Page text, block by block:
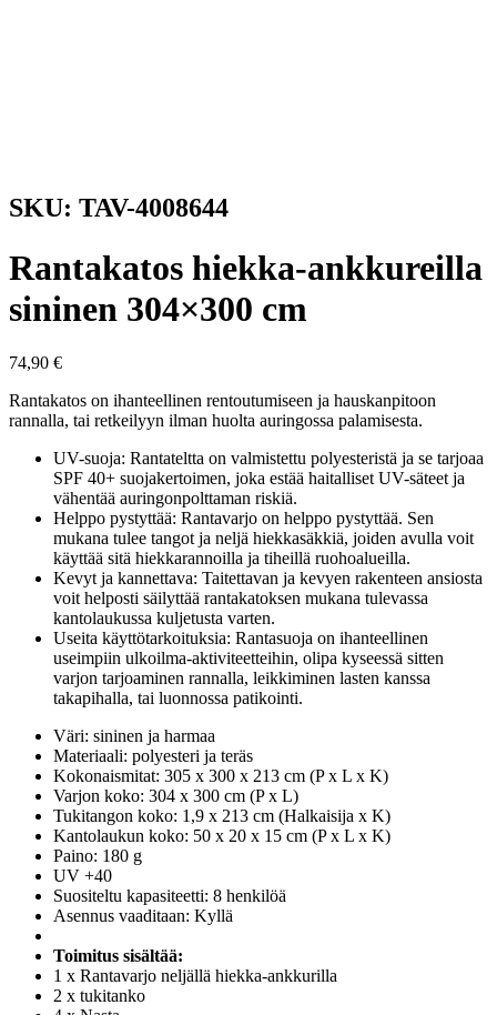
SKU: TAV-4008644
Rantakatos hiekka-ankkureilla
sininen 304×300 cm
74,90 €
Rantakatos on ihanteellinen rentoutumiseen ja hauskanpitoon
rannalla, tai retkeilyyn ilman huolta auringossa palamisesta.
UV-suoja: Rantateltta on valmistettu polyesteristä ja se tarjoaa
SPF 40+ suojakertoimen, joka estää haitalliset UV-säteet ja
vähentää auringonpolttaman riskiä.
Helppo pystyttää: Rantavarjo on helppo pystyttää. Sen
mukana tulee tangot ja neljä hiekkasäkkiä, joiden avulla voit
käyttää sitä hiekkarannoilla ja tiheillä ruohoalueilla.
Kevyt ja kannettava: Taitettavan ja kevyen rakenteen ansiosta
voit helposti säilyttää rantakatoksen mukana tulevassa
kantolaukussa kuljetusta varten.
Useita käyttötarkoituksia: Rantasuoja on ihanteellinen
useimpiin ulkoilma-aktiviteetteihin, olipa kyseessä sitten
varjon tarjoaminen rannalla, leikkiminen lasten kanssa
takapihalla, tai luonnossa patikointi.
Väri: sininen ja harmaa
Materiaali: polyesteri ja teräs
Kokonaismitat: 305 x 300 x 213 cm (P x L x K)
Varjon koko: 304 x 300 cm (P x L)
Tukitangon koko: 1,9 x 213 cm (Halkaisija x K)
Kantolaukun koko: 50 x 20 x 15 cm (P x L x K)
Paino: 180 g
UV +40
Suositeltu kapasiteetti: 8 henkilöä
Asennus vaaditaan: Kyllä
Toimitus sisältää:
1 x Rantavarjo neljällä hiekka-ankkurilla
2 x tukitanko